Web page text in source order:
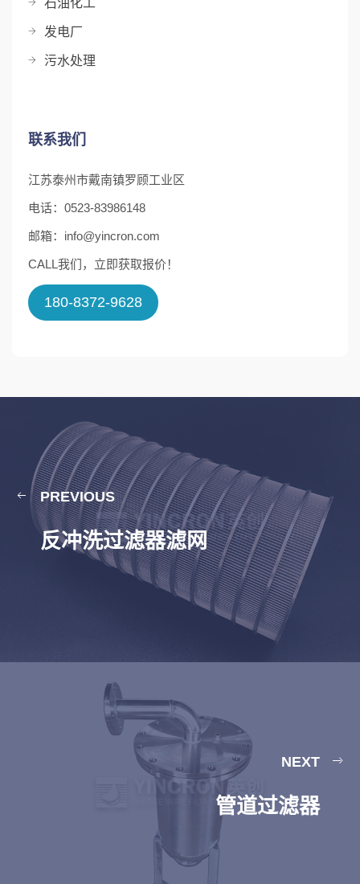
石油化工
发电厂
污水处理
联系我们
江苏泰州市戴南镇罗顾工业区
电话：0523-83986148
邮箱：info@yincron.com
CALL我们，立即获取报价！
180-8372-9628
PREVIOUS
反冲洗过滤器滤网
NEXT
管道过滤器